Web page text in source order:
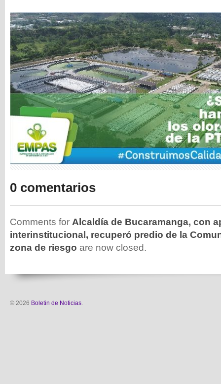
0 comentarios
Comments for Alcaldía de Bucaramanga, con
interinstitucional, recuperó predio de la
zona de riesgo are now closed.
© 2026 Boletin de Noticias.